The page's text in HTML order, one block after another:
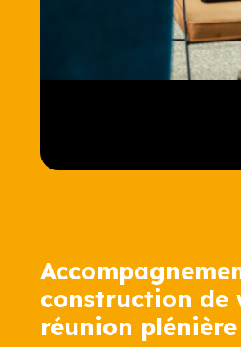
construction de
réunion plénière